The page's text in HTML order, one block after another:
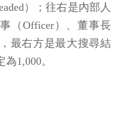
）；往右是內部人
（Officer）、董事長
最右方是最大搜尋結
1,000。